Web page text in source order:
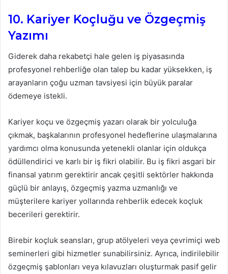
10. Kariyer Koçluğu ve Özgeçmiş
Yazımı
Giderek daha rekabetçi hale gelen iş piyasasında
profesyonel rehberliğe olan talep bu kadar yüksekken, iş
arayanların çoğu uzman tavsiyesi için büyük paralar
ödemeye istekli.
Kariyer koçu ve özgeçmiş yazarı olarak bir yolculuğa
çıkmak, başkalarının profesyonel hedeflerine ulaşmalarına
yardımcı olma konusunda yetenekli olanlar için oldukça
ödüllendirici ve karlı bir iş fikri olabilir. Bu iş fikri asgari bir
finansal yatırım gerektirir ancak çeşitli sektörler hakkında
güçlü bir anlayış, özgeçmiş yazma uzmanlığı ve
müşterilere kariyer yollarında rehberlik edecek koçluk
becerileri gerektirir.
Birebir koçluk seansları, grup atölyeleri veya çevrimiçi web
seminerleri gibi hizmetler sunabilirsiniz. Ayrıca, indirilebilir
özgeçmiş şablonları veya kılavuzları oluşturmak pasif gelir